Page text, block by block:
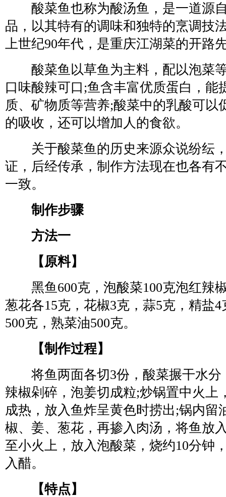
酸菜鱼也称为酸汤鱼，是一道源
品，以其特有的调味和独特的烹调技
上世纪90年代，是重庆江湖菜的开路
酸菜鱼以草鱼为主料，配以泡菜
口味酸辣可口;鱼含丰富优质蛋白，能
质、矿物质等营养;酸菜中的乳酸可以
的吸收，还可以增加人的食欲。
关于酸菜鱼的历史来源众说纷纭
证，后经传承，制作方法现在也各有
一致。
制作步骤
方法一
【原料】
黑鱼600克，泡酸菜100克泡红辣
葱花各15克，花椒3克，蒜5克，精盐
500克，熟菜油500克。
【制作过程】
将鱼两面各切3份，酸菜搌干水分
辣椒剁碎，泡姜切成粒;炒锅置中火上
成热，放入鱼炸呈黄色时捞出;锅内留
椒、姜、葱花，再掺入肉汤，将鱼放
至小火上，放入泡酸菜，烧约10分钟
入醋。
【特点】